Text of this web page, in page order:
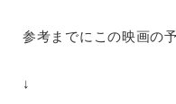
参考までにこの映画の
↓